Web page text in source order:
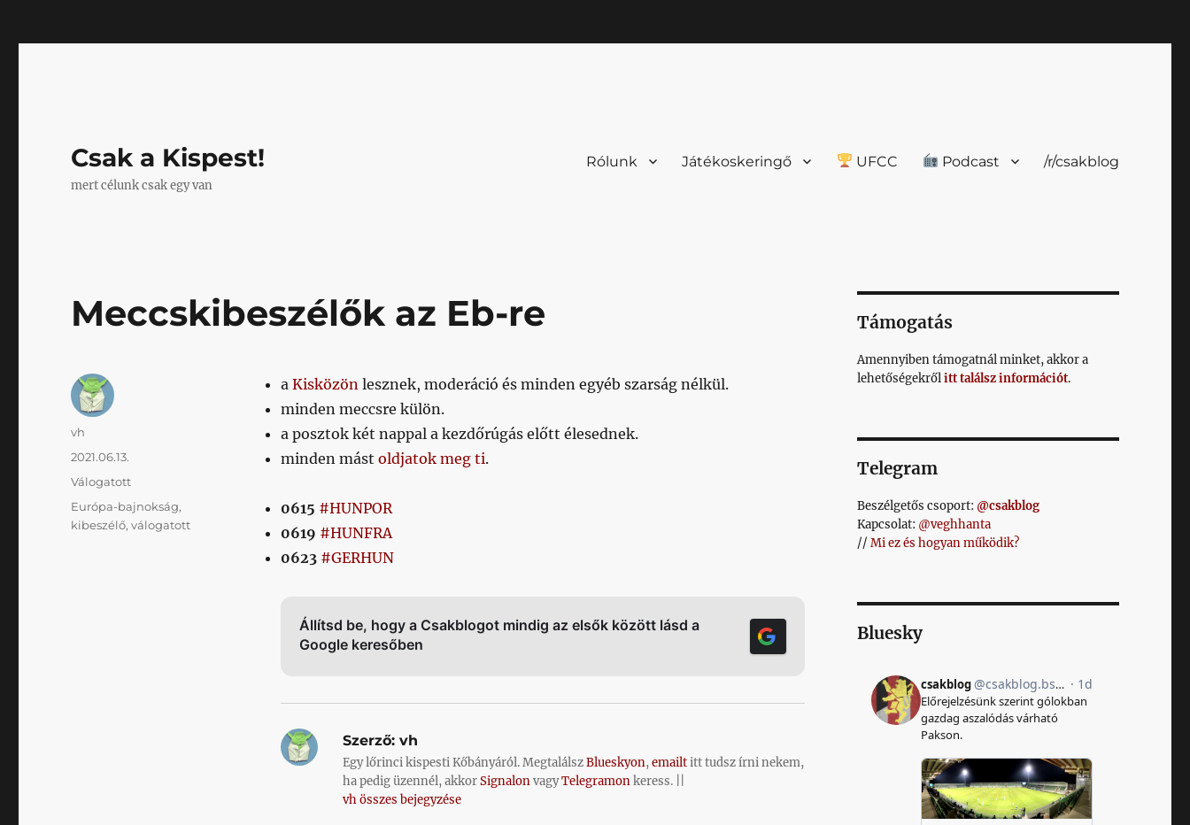
Csak a Kispest!
mert célunk csak egy van
Rólunk Játékoskeringő UFCC Podcast /r/csakblog
Meccskibeszélők az Eb-re
a Kisközönlesznek, moderáció és minden egyéb szarság nélkül.
minden meccsre külön.
a posztok két nappal a kezdőrúgás előtt élesednek.
minden mást oldjatok meg ti.
0615 #HUNPOR
0619 #HUNFRA
0623 #GERHUN
Állítsd be, hogy a Csakblogot mindig az elsők között lásd a
Google keresőben
Szerző:vh
Egy lőrinci kispesti Kőbányáról. MegtalálszBlueskyon,emailtitt tudsz írni nekem,
ha pedig üzennél, akkorSignalonvagyTelegramonkeress. ||
vh összes bejegyzése
Szerző
vh
Közzétéve
2021.06.13.
Kategória
Válogatott
Címke
Európa-bajnokság,
kibeszélő,válogatott
Támogatás
Amennyiben támogatnál minket, akkor a
lehetőségekrőlitt találsz információt.
Telegram
Beszélgetős csoport: @csakblog
Kapcsolat: @veghhanta
// Mi ez és hogyan működik?
Bluesky